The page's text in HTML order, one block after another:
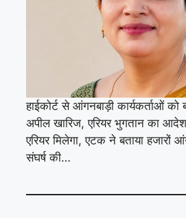
हाईकोर्ट से आंगनबाड़ी कार्यकर्ताओं को
अपील खारिज, एरियर भुगतान का
एरियर मिलेगा, एटक ने बताया हजारों
संघर्ष की…